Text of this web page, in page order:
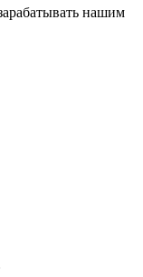
нашим